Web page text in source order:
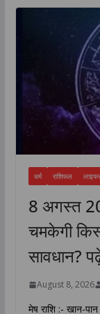
धर्म राशिफल
8 अगस्त
चमकेगी
सावधान?
August 8, 2026
मेष राशि :- खान-